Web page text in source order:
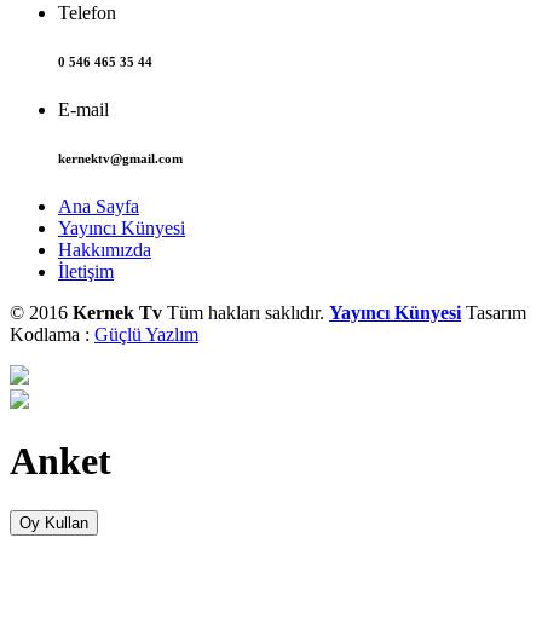
Telefon
0 546 465 35 44
E-mail
kernektv@gmail.com
Ana Sayfa
Yayıncı Künyesi
Hakkımızda
İletişim
© 2016 Kernek Tv Tüm hakları saklıdır. Yayıncı Künyesi Tasarım
Kodlama : Güçlü Yazlım
Anket